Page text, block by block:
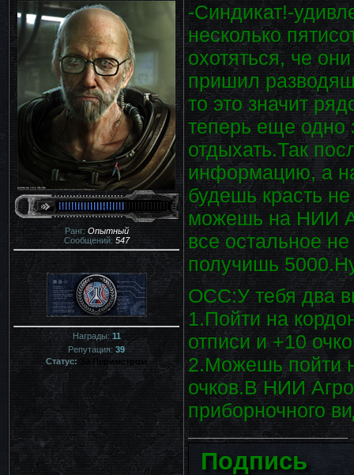
Ранг: Опытный
Сообщений:547
Награды:11
Репутация:39
Статус:
За Периметром
-Синдикат!-
несколько
охотяться, че
пришил
то это значит
теперь еще одно
отдыхать.Так
информацию, а
будешь красть
можешь на НИИ
все остальное
получишь
ОСС:У тебя два
1.Пойти на
отписи и +10
2.Можешь пойти
очков.В НИИ
приборночного
Подпись